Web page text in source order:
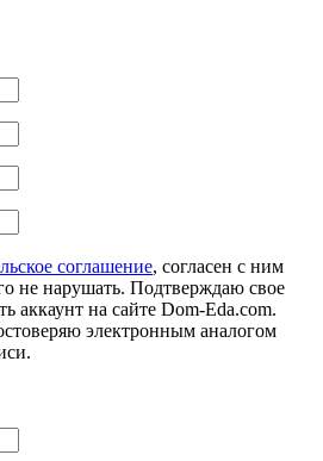
соглашение, согласен с ним
не нарушать. Подтверждаю свое
аккаунт на сайте Dom-Eda.com.
электронным аналогом